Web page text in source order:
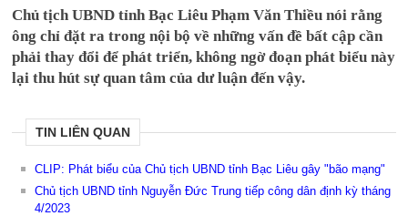
Chủ tịch UBND tỉnh Bạc Liêu Phạm Văn Thiều nói rằng
ông chỉ đặt ra trong nội bộ về những vấn đề bất cập cần
phải thay đổi để phát triển, không ngờ đoạn phát biểu này
lại thu hút sự quan tâm của dư luận đến vậy.
TIN LIÊN QUAN
CLIP: Phát biểu của Chủ tịch UBND tỉnh Bạc Liêu gây "bão mạng"
Chủ tịch UBND tỉnh Nguyễn Đức Trung tiếp công dân định kỳ tháng
4/2023